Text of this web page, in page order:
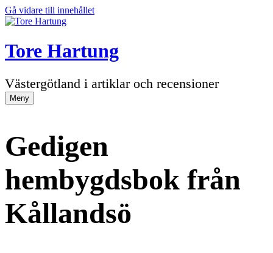
Gå vidare till innehållet
Tore Hartung
Västergötland i artiklar och recensioner
Meny
Gedigen
hembygdsbok från
Kållandsö